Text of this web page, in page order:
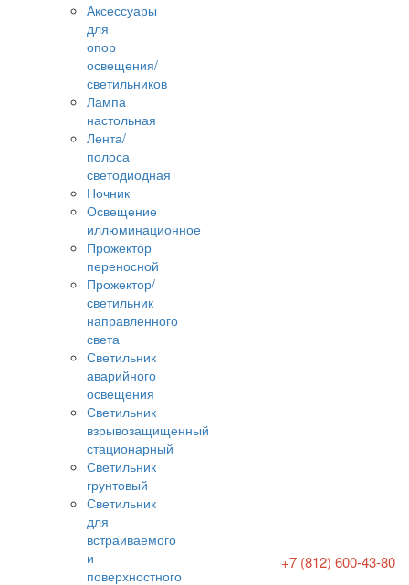
Аксессуары
для
опор
освещения/
светильников
Лампа
настольная
Лента/
полоса
светодиодная
Ночник
Освещение
иллюминационное
Прожектор
переносной
Прожектор/
светильник
направленного
света
Светильник
аварийного
освещения
Светильник
взрывозащищенный
стационарный
Светильник
грунтовый
Светильник
для
встраиваемого
и
поверхностного
+7 (812) 600-43-80